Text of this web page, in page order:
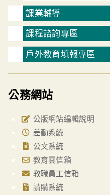
課業輔導
課程諮詢專區
戶外教育填報專區
公務網站
公版網站編輯說明
差勤系統
公文系統
教育雲信箱
教職員工信箱
請購系統